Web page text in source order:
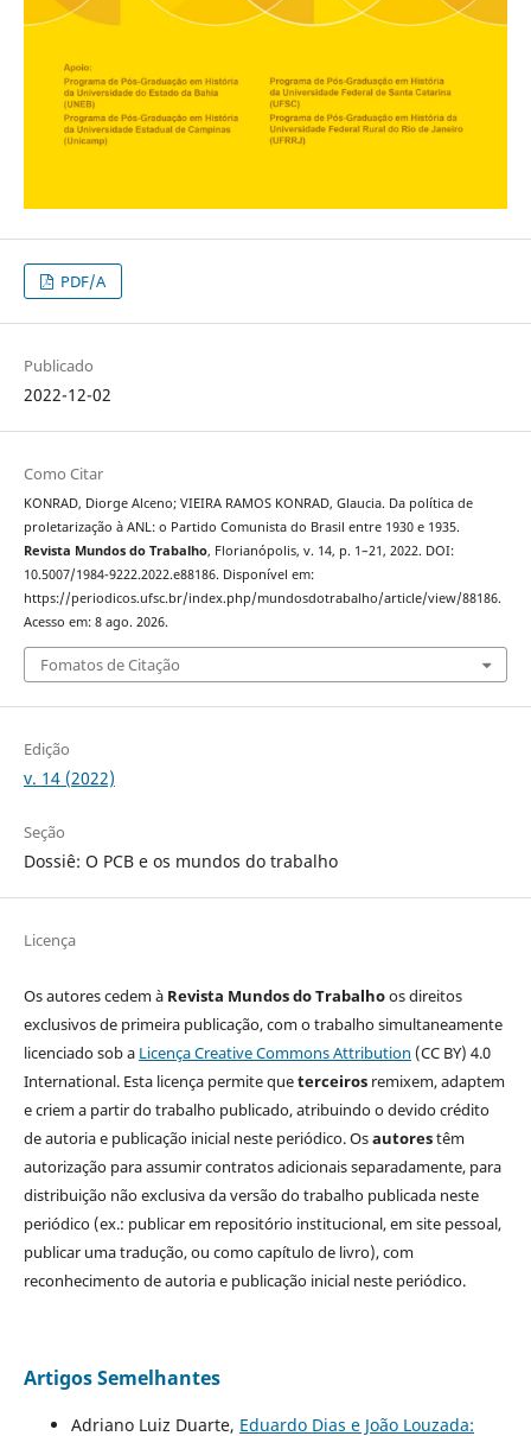
PDF/A
Publicado
2022-12-02
Como Citar
KONRAD, Diorge Alceno; VIEIRA RAMOS KONRAD, Glaucia. Da política de
proletarização à ANL: o Partido Comunista do Brasil entre 1930 e 1935.
Revista Mundos do Trabalho, Florianópolis, v. 14, p. 1–21, 2022. DOI:
10.5007/1984-9222.2022.e88186. Disponível em:
https://periodicos.ufsc.br/index.php/mundosdotrabalho/article/view/88186.
Acesso em: 8 ago. 2026.
Fomatos de Citação
Edição
v. 14 (2022)
Seção
Dossiê: O PCB e os mundos do trabalho
Licença
Os autores cedem à Revista Mundos do Trabalhoos direitos
exclusivos de primeira publicação, com o trabalho simultaneamente
licenciado sob a Licença Creative Commons Attribution (CC BY) 4.0
International. Esta licença permite queterceirosremixem, adaptem
e criem a partir do trabalho publicado, atribuindo o devido crédito
de autoria e publicação inicial neste periódico. Osautorestêm
autorização para assumir contratos adicionais separadamente, para
distribuição não exclusiva da versão do trabalho publicada neste
periódico (ex.: publicar em repositório institucional, em site pessoal,
publicar uma tradução, ou como capítulo de livro), com
reconhecimento de autoria e publicação inicial neste periódico.
Artigos Semelhantes
Adriano Luiz Duarte, Eduardo Dias e João Louzada: